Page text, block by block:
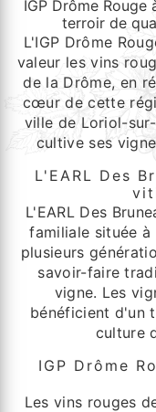
IGP Drôme
terroir de
L'IGP Drôme
valeur les vins
de la Drôme, en
cœur de cette
ville de Loriol-
cultive ses
L'EARL Des
L'EARL Des
familiale située à
plusieurs
savoir-faire
vigne. Les
bénéficient d'un
culture
IGP Drôme
Les vins rouges